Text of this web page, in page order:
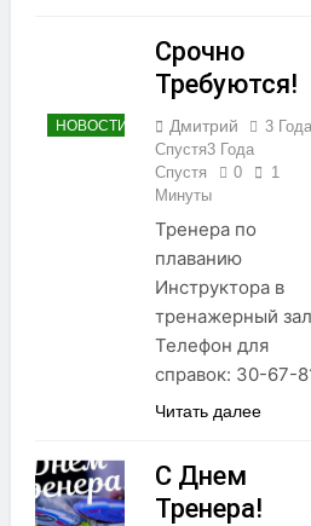
НОВОСТИ
Срочно
Требуются!
Дмитрий
3 Года
Спустя3 Года
Спустя
0
1
Минуты
Тренера по
плаванию
Инструктора в
тренажерный зал
Телефон для
справок: 30-67-
Читать далее
С Днем
Тренера!